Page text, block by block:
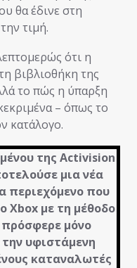
θα έδινε στη
τιμή.
ότι η
βιβλιοθήκη της
το πώς η ύπαρξη
– όπως το
κατάλογο.
της Activision
μια νέα
περιεχόμενο που
Xbox με τη μέθοδο
μόνο
υφιστάμενη
καταναλωτές